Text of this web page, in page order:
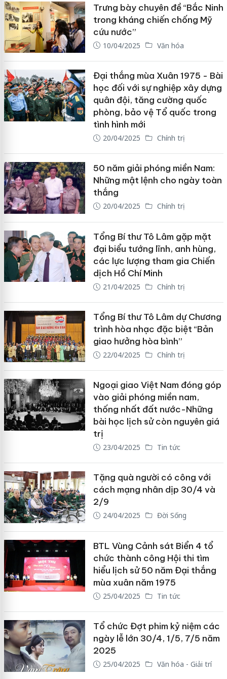
Trưng bày chuyên đề “Bắc Ninh
trong kháng chiến chống Mỹ
cứu nước”
10/04/2025 Văn hóa
Đại thắng mùa Xuân 1975 - Bài
học đối với sự nghiệp xây dựng
quân đội, tăng cường quốc
phòng, bảo vệ Tổ quốc trong
tình hình mới
20/04/2025 Chính trị
50 năm giải phóng miền Nam:
Những mật lệnh cho ngày toàn
thắng
20/04/2025 Chính trị
Tổng Bí thư Tô Lâm gặp mặt
đại biểu tướng lĩnh, anh hùng,
các lực lượng tham gia Chiến
dịch Hồ Chí Minh
21/04/2025 Chính trị
Tổng Bí thư Tô Lâm dự Chương
trình hòa nhạc đặc biệt “Bản
giao hưởng hòa bình”
22/04/2025 Chính trị
Ngoại giao Việt Nam đóng góp
vào giải phóng miền nam,
thống nhất đất nước-Những
bài học lịch sử còn nguyên giá
trị
23/04/2025 Tin tức
Tặng quà người có công với
cách mạng nhân dịp 30/4 và
2/9
24/04/2025 Đời Sống
BTL Vùng Cảnh sát Biển 4 tổ
chức thành công Hội thi tìm
hiểu lịch sử 50 năm Đại thắng
mùa xuân năm 1975
25/04/2025 Tin tức
Tổ chức Đợt phim kỷ niệm các
ngày lễ lớn 30/4, 1/5, 7/5 năm
2025
25/04/2025 Văn hóa - Giải trí